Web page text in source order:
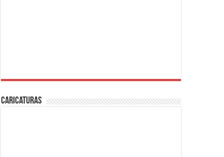
Caricaturas